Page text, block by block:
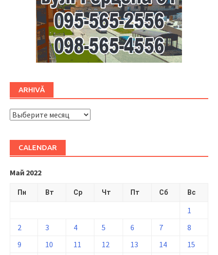
ARHIVĂ
ARHIVĂ
CALENDAR
Май 2022
Пн Вт Ср Чт Пт Сб Вс
1
2
3 4 5 6 7
8
9
10 11 12 13 14
15